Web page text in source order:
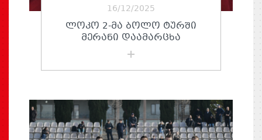
16/12/2025
ᲚᲝᲙᲝ 2-ᲛᲐ ᲑᲝᲚᲝ ᲢᲣᲠᲨᲘ
ᲛᲔᲠᲐᲜᲘ ᲓᲐᲐᲛᲐᲠᲪᲮᲐ